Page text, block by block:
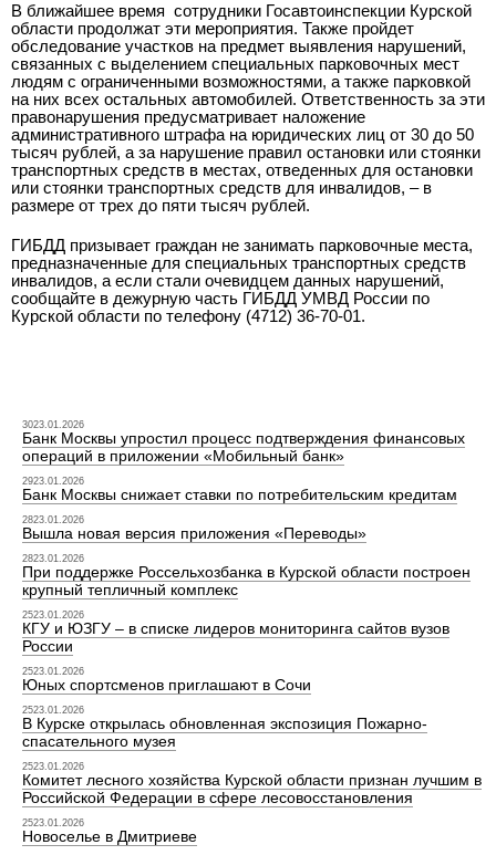
В ближайшее время сотрудники Госавтоинспекции Курской
области продолжат эти мероприятия. Также пройдет
обследование участков на предмет выявления нарушений,
связанных с выделением специальных парковочных мест
людям с ограниченными возможностями, а также парковкой
на них всех остальных автомобилей. Ответственность за эти
правонарушения предусматривает наложение
административного штрафа на юридических лиц от 30 до 50
тысяч рублей, а за нарушение правил остановки или стоянки
транспортных средств в местах, отведенных для остановки
или стоянки транспортных средств для инвалидов, – в
размере от трех до пяти тысяч рублей.
ГИБДД призывает граждан не занимать парковочные места,
предназначенные для специальных транспортных средств
инвалидов, а если стали очевидцем данных нарушений,
сообщайте в дежурную часть ГИБДД УМВД России по
Курской области по телефону (4712) 36-70-­01.
3023.01.2026
Банк Москвы упростил процесс подтверждения финансовых
операций в приложении «Мобильный банк»
2923.01.2026
Банк Москвы снижает ставки по потребительским кредитам
2823.01.2026
Вышла новая версия приложения «Переводы»
2823.01.2026
При поддержке Россельхозбанка в Курской области построен
крупный тепличный комплекс
2523.01.2026
КГУ и ЮЗГУ – в списке лидеров мониторинга сайтов вузов
России
2523.01.2026
Юных спортсменов приглашают в Сочи
2523.01.2026
В Курске открылась обновленная экспозиция Пожарно-
спасательного музея
2523.01.2026
Комитет лесного хозяйства Курской области признан лучшим в
Российской Федерации в сфере лесовосстановления
2523.01.2026
Новоселье в Дмитриеве